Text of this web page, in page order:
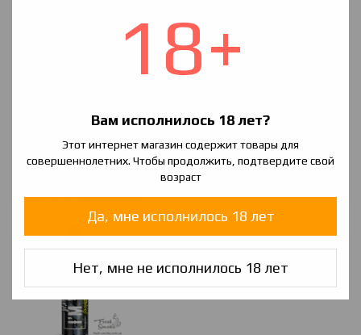
18+
Вам исполнилось 18 лет?
Этот интернет магазин содержит товары для
совершеннолетних. Чтобы продолжить, подтвердите свой
возраст
Да, мне исполнилось 18 лет
Нет, мне не исполнилось 18 лет
Chocolate&OrangeTobacco
Мягкий аромат табака с добавлением десертной нотки. Для
любителей оригинального.